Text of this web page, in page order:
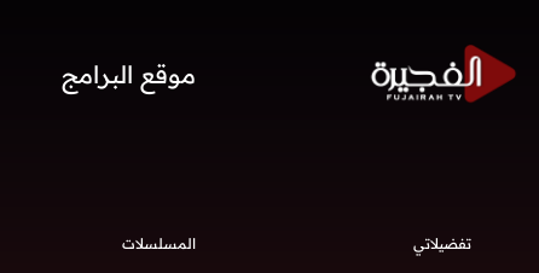
موقع البرامج
تفضيلاتي المسلسلات